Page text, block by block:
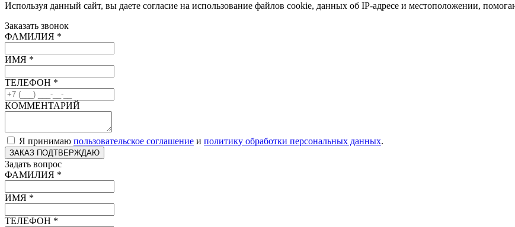
Используя данный сайт, вы даете согласие на использование файлов cookie, данных об IP-адресе и местоположении,
Заказать звонок
ФАМИЛИЯ *
ИМЯ *
ТЕЛЕФОН *
КОММЕНТАРИЙ
Я принимаю пользовательское соглашение и политику обработки персональных данных.
ЗАКАЗ ПОДТВЕРЖДАЮ
Задать вопрос
ФАМИЛИЯ *
ИМЯ *
ТЕЛЕФОН *